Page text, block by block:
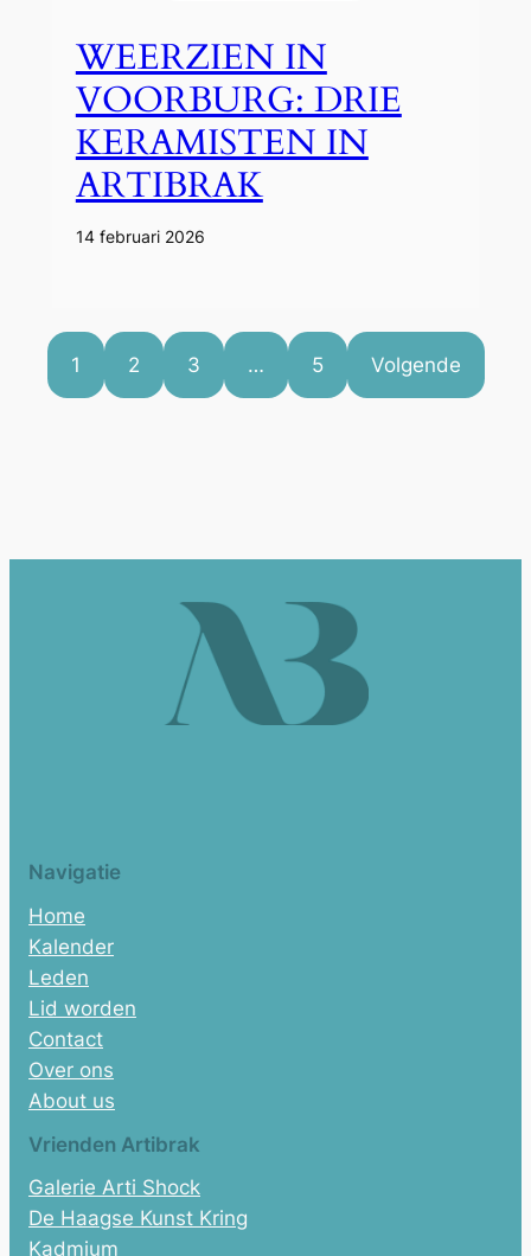
WEERZIEN IN
VOORBURG: DRIE
KERAMISTEN IN
ARTIBRAK
14 februari 2026
1 2 3 … 5 Volgende
Navigatie
Home
Kalender
Leden
Lid worden
Contact
Over ons
About us
Vrienden Artibrak
Galerie Arti Shock
De Haagse Kunst Kring
Kadmium